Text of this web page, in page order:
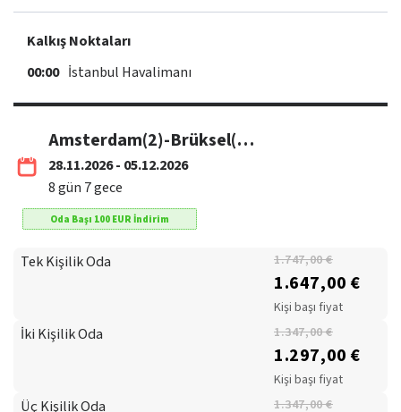
Kalkış Noktaları
00:00 İstanbul Havalimanı
Amsterdam(2)-Brüksel(1)-Paris(3)-Lüksemburg(1) 28 Kasım- 05 Aralık / THY
28.11.2026 - 05.12.2026
8gün 7gece
Oda Başı 100 EUR İndirim
Tek Kişilik Oda 1.747,00 €
1.647,00 €
Kişi başı fiyat
İki Kişilik Oda 1.347,00 €
1.297,00 €
Kişi başı fiyat
Üç Kişilik Oda 1.347,00 €